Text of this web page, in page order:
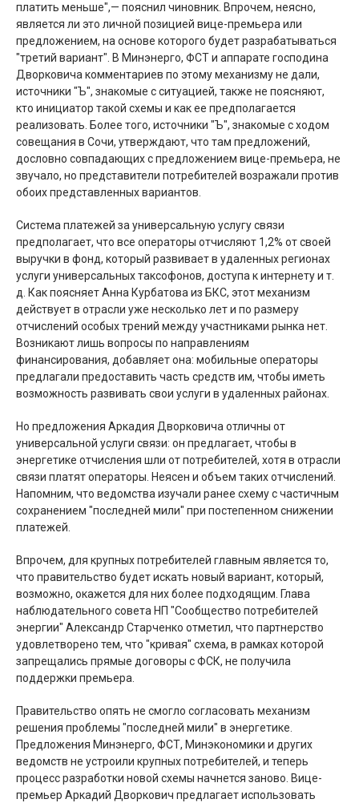
платить меньше",— пояснил чиновник. Впрочем, неясно,
является ли это личной позицией вице-премьера или
предложением, на основе которого будет разрабатываться
"третий вариант". В Минэнерго, ФСТ и аппарате господина
Дворковича комментариев по этому механизму не дали,
источники "Ъ", знакомые с ситуацией, также не поясняют,
кто инициатор такой схемы и как ее предполагается
реализовать. Более того, источники "Ъ", знакомые с ходом
совещания в Сочи, утверждают, что там предложений,
дословно совпадающих с предложением вице-премьера, не
звучало, но представители потребителей возражали против
обоих представленных вариантов.
Система платежей за универсальную услугу связи
предполагает, что все операторы отчисляют 1,2% от своей
выручки в фонд, который развивает в удаленных регионах
услуги универсальных таксофонов, доступа к интернету и т.
д. Как поясняет Анна Курбатова из БКС, этот механизм
действует в отрасли уже несколько лет и по размеру
отчислений особых трений между участниками рынка нет.
Возникают лишь вопросы по направлениям
финансирования, добавляет она: мобильные операторы
предлагали предоставить часть средств им, чтобы иметь
возможность развивать свои услуги в удаленных районах.
Но предложения Аркадия Дворковича отличны от
универсальной услуги связи: он предлагает, чтобы в
энергетике отчисления шли от потребителей, хотя в отрасли
связи платят операторы. Неясен и объем таких отчислений.
Напомним, что ведомства изучали ранее схему с частичным
сохранением "последней мили" при постепенном снижении
платежей.
Впрочем, для крупных потребителей главным является то,
что правительство будет искать новый вариант, который,
возможно, окажется для них более подходящим. Глава
наблюдательного совета НП "Сообщество потребителей
энергии" Александр Старченко отметил, что партнерство
удовлетворено тем, что "кривая" схема, в рамках которой
запрещались прямые договоры с ФСК, не получила
поддержки премьера.
Правительство опять не смогло согласовать механизм
решения проблемы "последней мили" в энергетике.
Предложения Минэнерго, ФСТ, Минэкономики и других
ведомств не устроили крупных потребителей, и теперь
процесс разработки новой схемы начнется заново. Вице-
премьер Аркадий Дворкович предлагает использовать